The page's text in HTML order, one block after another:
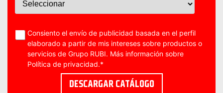
Consiento el envío de publicidad basada en el perfil
elaborado a partir de mis intereses sobre productos o
servicios de Grupo RUBI. Más información sobre
Política de privacidad.*